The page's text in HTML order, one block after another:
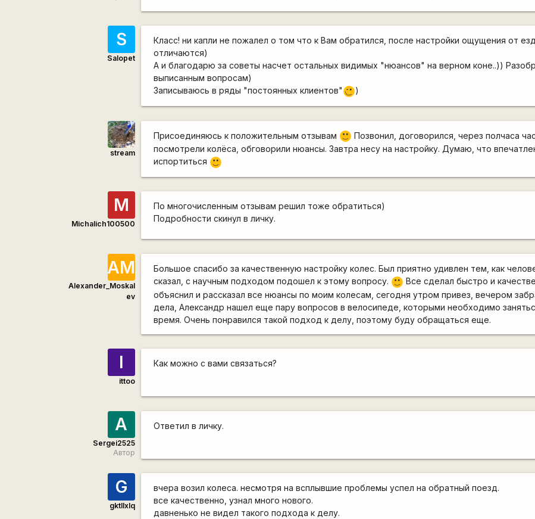
S
Salopet
Класс! ни капли не пожалел о том что к Вам обратился, после настройки ощущения от
отличаются)
А и благодарю за советы насчет остальных видимых "нюансов" на верном коне..))
выписанным вопросам)
Записываюсь в ряды "постоянных клиентов" ;) )
stream
Присоединяюсь к положительным отзывам :) Позвонил, договорился, через полчаса
посмотрели колёса, обговорили нюансы. Завтра несу на настройку. Думаю, что
испортиться
:)
M
Michalich100500
По многочисленным отзывам решил тоже обратиться)
Подробности скинул в личку.
АМ
Alexander_Moskal
ev
Большое спасибо за качественную настройку колес. Был приятно удивлен тем, как
сказал, с научным подходом подошел к этому вопросу.
:) Все сделал быстро и
объяснил и рассказал все нюансы по моим колесам, сегодня утром привез, вечером
дела, Александр нашел еще пару вопросов в велосипеде, которыми необходимо
время. Очень понравился такой подход к делу, поэтому буду обращаться еще.
I
ittoo
Как можно с вами связаться?
A
Sergei2525
Автор
Ответил в личку.
G
gktllxlq
вчера возил колеса. несмотря на всплывшие проблемы успел на обратный поезд.
все качественно, узнал много нового.
давненько не видел такого подхода к делу.